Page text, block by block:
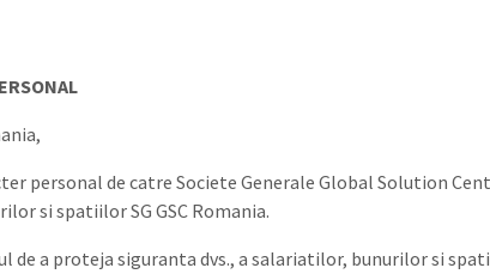
de catre Societe Generale Global Solution
si spatiilor SG GSC Romania.
de a proteja siguranta dvs., a salariatilor, bunurilor si